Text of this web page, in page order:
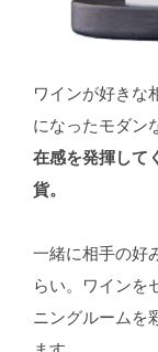
ワインが好きな
になったモダン
在感を発揮して
貨。
一緒に相手の好
らい。ワインを
ニングルームを